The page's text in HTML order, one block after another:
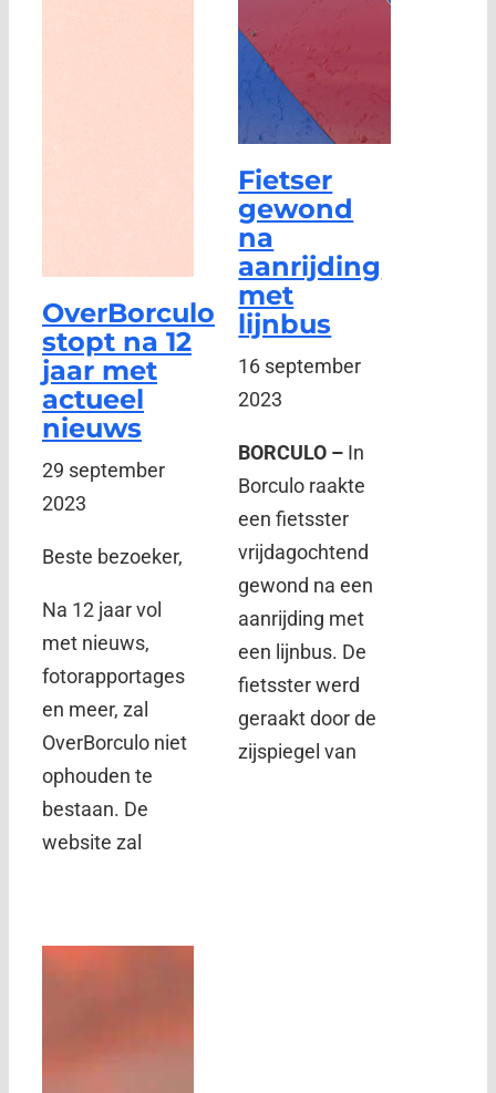
OverBorculo
stopt na 12
jaar met
actueel
nieuws
29 september
2023
Beste bezoeker,
Na 12 jaar vol
met nieuws,
fotorapportages
en meer, zal
OverBorculo niet
ophouden te
bestaan. De
website zal
Fietser
gewond
na
aanrijding
met
lijnbus
16 september
2023
BORCULO – In
Borculo raakte
een fietsster
vrijdagochtend
gewond na een
aanrijding met
een lijnbus. De
fietsster werd
geraakt door de
zijspiegel van